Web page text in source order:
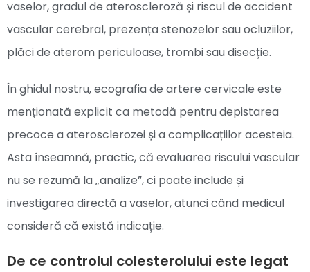
vaselor, gradul de ateroscleroză și riscul de accident
vascular cerebral, prezența stenozelor sau ocluziilor,
plăci de aterom periculoase, trombi sau disecție.
În ghidul nostru, ecografia de artere cervicale este
menționată explicit ca metodă pentru depistarea
precoce a aterosclerozei și a complicațiilor acesteia.
Asta înseamnă, practic, că evaluarea riscului vascular
nu se rezumă la „analize”, ci poate include și
investigarea directă a vaselor, atunci când medicul
consideră că există indicație.
De ce controlul colesterolului este legat